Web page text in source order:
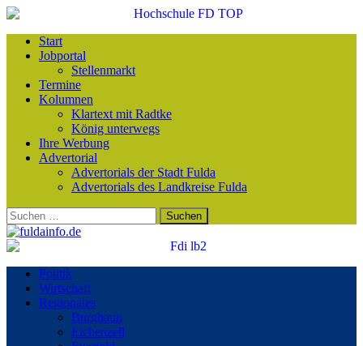
Start
Jobportal
Stellenmarkt
Termine
Kolumnen
Klartext mit Radtke
König unterwegs
Ihre Werbung
Advertorial
Advertorials der Stadt Fulda
Advertorials des Landkreise Fulda
Suchen
nach:
Politik
Wirtschaft
Regionales
Burghaun
Eichenzell